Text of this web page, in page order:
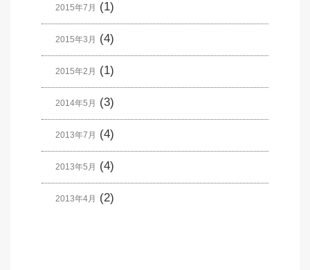
2015年7月 (1)
2015年3月 (4)
2015年2月 (1)
2014年5月 (3)
2013年7月 (4)
2013年5月 (4)
2013年4月 (2)